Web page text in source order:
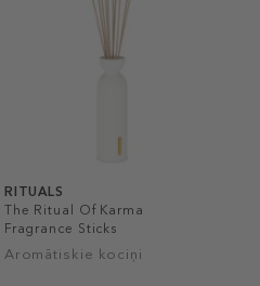
RITUALS
The Ritual Of Karma
Fragrance Sticks
Aromātiskie kociņi